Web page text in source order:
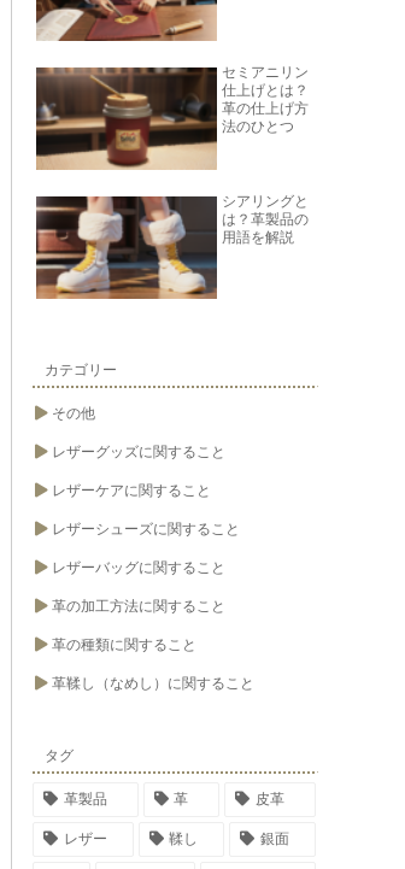
セミアニリン
仕上げとは？
革の仕上げ方
法のひとつ
シアリングと
は？革製品の
用語を解説
カテゴリー
その他
レザーグッズに関すること
レザーケアに関すること
レザーシューズに関すること
レザーバッグに関すること
革の加工方法に関すること
革の種類に関すること
革鞣し（なめし）に関すること
タグ
革製品 革 皮革
レザー 鞣し 銀面